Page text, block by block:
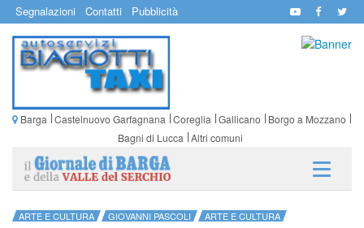
Segnalazioni Contatti Pubblicità
Barga Castelnuovo Garfagnana Coreglia Gallicano
Borgo a Mozzano
Bagni di Lucca Altri comuni
ARTE E CULTURA GIOVANNI PASCOLI ARTE E CULTURA